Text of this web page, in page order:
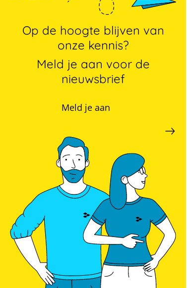
Op de hoogte blijven van
onze kennis?
Meld je aan voor de
nieuwsbrief
Meld je aan